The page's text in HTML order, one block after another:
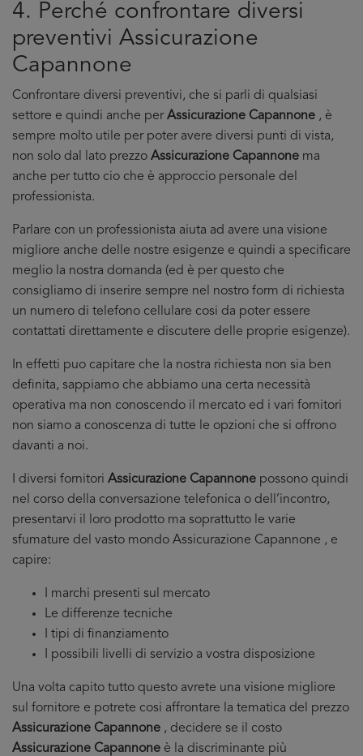
4. Perché confrontare diversi
preventivi Assicurazione
Capannone
Confrontare diversi preventivi, che si parli di qualsiasi
settore e quindi anche perAssicurazione Capannone , è
sempre molto utile per poter avere diversi punti di vista,
non solo dal lato prezzo Assicurazione Capannone ma
anche per tutto cio che è approccio personale del
professionista.
Parlare con un professionista aiuta ad avere una visione
migliore anche delle nostre esigenze e quindi a specificare
meglio la nostra domanda (ed è per questo che
consigliamo di inserire sempre nel nostro form di richiesta
un numero di telefono cellulare cosi da poter essere
contattati direttamente e discutere delle proprie esigenze).
In effetti puo capitare che la nostra richiesta non sia ben
definita, sappiamo che abbiamo una certa necessità
operativa ma non conoscendo il mercato ed i vari fornitori
non siamo a conoscenza di tutte le opzioni che si offrono
davanti a noi.
I diversi fornitori Assicurazione Capannone possono quindi
nel corso della conversazione telefonica o dell’incontro,
presentarvi il loro prodotto ma soprattutto le varie
sfumature del vasto mondo Assicurazione Capannone , e
capire:
I marchi presenti sul mercato
Le differenze tecniche
I tipi di finanziamento
I possibili livelli di servizio a vostra disposizione
Una volta capito tutto questo avrete una visione migliore
sul fornitore e potrete cosi affrontare la tematica del prezzo
Assicurazione Capannone , decidere se il costo
Assicurazione Capannone è la discriminante più